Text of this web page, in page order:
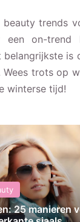
trends
een on-trend
belangrijkste is
trots op
winterse tijd!
25 manieren